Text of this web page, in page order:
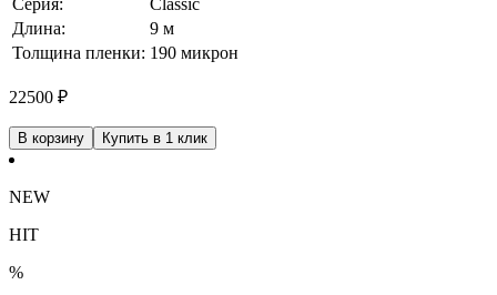
Длина:
9 м
Толщина пленки: 190 микрон
22500 ₽
В корзину Купить в 1 клик
NEW
HIT
%